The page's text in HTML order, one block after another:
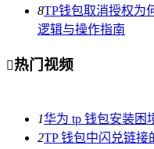
8TP钱包取消授权为
逻辑与操作指南
热门视频
1华为 tp 钱包安装困
2TP 钱包中闪兑链